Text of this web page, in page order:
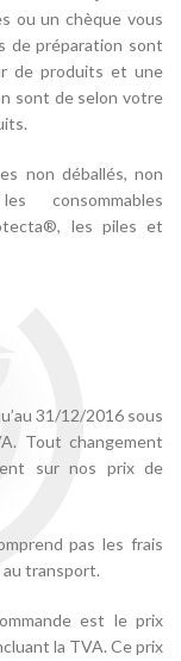
ou un chèque vous
de préparation sont
de produits et une
sont de selon votre
non déballés, non
les piles et
31/12/2016 sous
Tout changement
sur nos prix de
pas les frais
transport.
est le prix
la TVA. Ce prix